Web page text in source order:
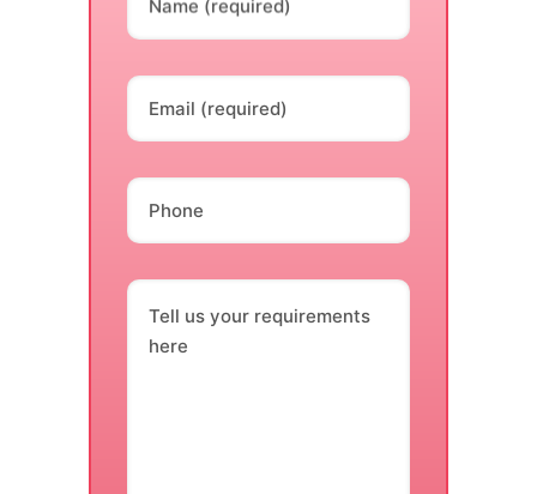
Name (required)
Email (required)
Phone
Tell us your requirements
here